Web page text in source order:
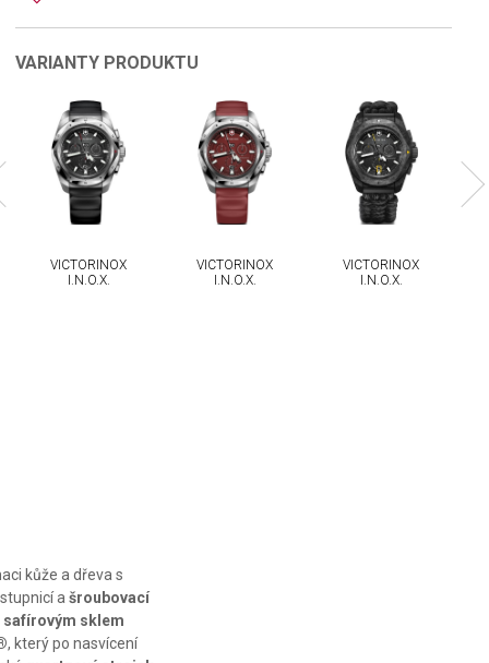
VARIANTY PRODUKTU
VICTORINOX
I.N.O.X.
VICTORINOX
I.N.O.X.
VICTORINOX
I.N.O.X.
kůže a dřeva s
ašroubovací
safírovým sklem
, který po nasvícení